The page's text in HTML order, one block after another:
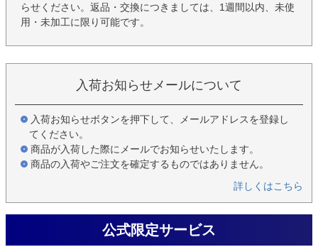
らせください。返品・交換につきましては、1週間以内、未使
用・未加工に限り可能です。
入荷お知らせメールについて
入荷お知らせボタンを押下して、メールアドレスを登録し
てください。
商品が入荷した際にメールでお知らせいたします。
商品の入荷やご注文を確定するものではありません。
詳しくはこちら
公式限定サービス